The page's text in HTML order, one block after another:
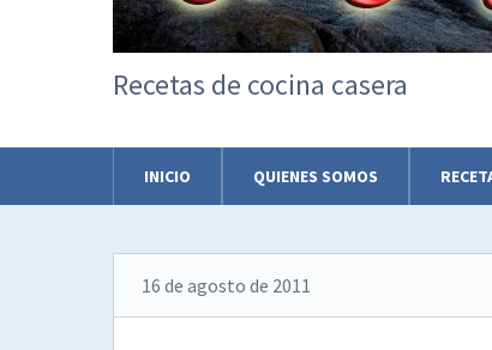
Recetas de cocina casera
INICIO QUIENES SOMOS
16 de agosto de 2011